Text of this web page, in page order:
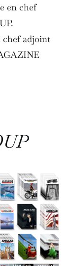
en chef
chef adjoint